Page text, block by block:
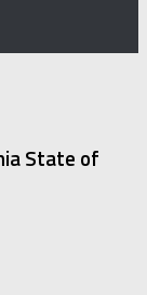
State of